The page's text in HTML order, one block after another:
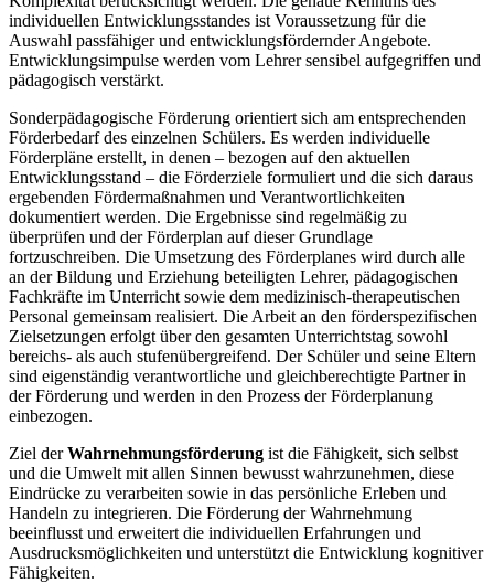
individuellen Entwicklungsstandes ist Voraussetzung für die
Auswahl passfähiger und entwicklungsfördernder Angebote.
Entwicklungsimpulse werden vom Lehrer sensibel aufgegriffen und
pädagogisch verstärkt.
Sonderpädagogische Förderung orientiert sich am entsprechenden
Förderbedarf des einzelnen Schülers. Es werden individuelle
Förderpläne erstellt, in denen – bezogen auf den aktuellen
Entwicklungsstand – die Förderziele formuliert und die sich daraus
ergebenden Fördermaßnahmen und Verantwortlichkeiten
dokumentiert werden. Die Ergebnisse sind regelmäßig zu
überprüfen und der Förderplan auf dieser Grundlage
fortzuschreiben. Die Umsetzung des Förderplanes wird durch alle
an der Bildung und Erziehung beteiligten Lehrer, pädagogischen
Fachkräfte im Unterricht sowie dem medizinisch-therapeutischen
Personal gemeinsam realisiert. Die Arbeit an den förderspezifischen
Zielsetzungen erfolgt über den gesamten Unterrichtstag sowohl
bereichs- als auch stufenübergreifend. Der Schüler und seine Eltern
sind eigenständig verantwortliche und gleichberechtigte Partner in
der Förderung und werden in den Prozess der Förderplanung
einbezogen.
Ziel derWahrnehmungsförderung ist die Fähigkeit, sich selbst
und die Umwelt mit allen Sinnen bewusst wahrzunehmen, diese
Eindrücke zu verarbeiten sowie in das persönliche Erleben und
Handeln zu integrieren. Die Förderung der Wahrnehmung
beeinflusst und erweitert die individuellen Erfahrungen und
Ausdrucksmöglichkeiten und unterstützt die Entwicklung kognitiver
Fähigkeiten.